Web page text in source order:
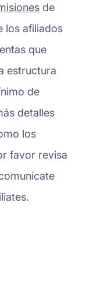
de
los afiliados
que
estructura
de
detalles
los
favor revisa